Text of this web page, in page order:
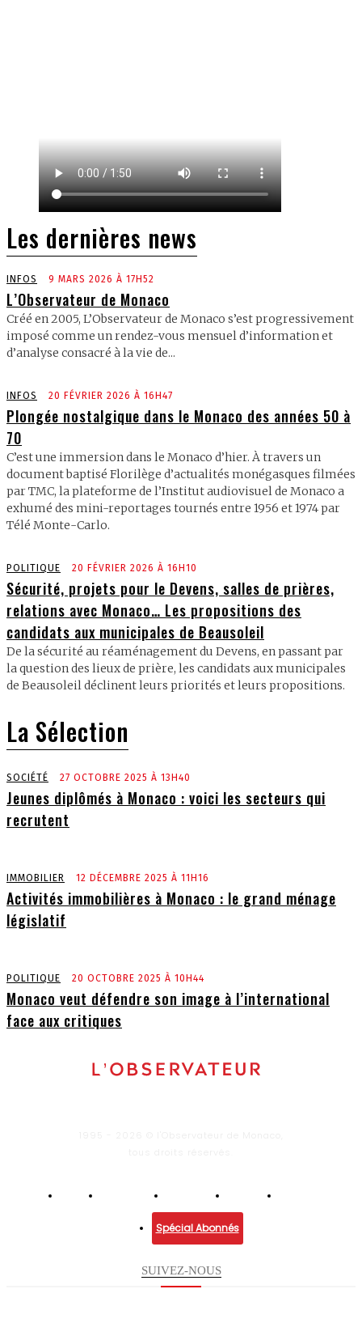
Les dernières news
INFOS 9 MARS 2026 À 17H52
L’Observateur de Monaco
Créé en 2005, L’Observateur de Monaco s’est progressivement
imposé comme un rendez-vous mensuel d’information et
d’analyse consacré à la vie de...
INFOS 20 FÉVRIER 2026 À 16H47
Plongée nostalgique dans le Monaco des années 50 à
70
C’est une immersion dans le Monaco d’hier. À travers un
document baptisé Florilège d’actualités monégasques filmées
par TMC, la plateforme de l’Institut audiovisuel de Monaco a
exhumé des mini-reportages tournés entre 1956 et 1974 par
Télé Monte-Carlo.
POLITIQUE 20 FÉVRIER 2026 À 16H10
Sécurité, projets pour le Devens, salles de prières,
relations avec Monaco… Les propositions des
candidats aux municipales de Beausoleil
De la sécurité au réaménagement du Devens, en passant par
la question des lieux de prière, les candidats aux municipales
de Beausoleil déclinent leurs priorités et leurs propositions.
La Sélection
SOCIÉTÉ 27 OCTOBRE 2025 À 13H40
Jeunes diplômés à Monaco : voici les secteurs qui
recrutent
IMMOBILIER 12 DÉCEMBRE 2025 À 11H16
Activités immobilières à Monaco : le grand ménage
législatif
POLITIQUE 20 OCTOBRE 2025 À 10H44
Monaco veut défendre son image à l’international
face aux critiques
Spécial Abonnés
SUIVEZ-NOUS